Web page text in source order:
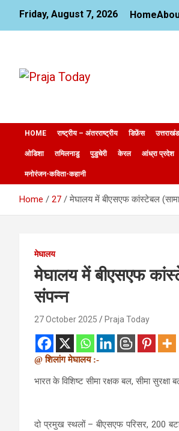
content
Friday, August 7, 2026 Home
HOME राष्ट्रीय – अंतरराष्ट्रीय डिफ़ेंस उत्तराखंड
ओडिशा तमिलनाडु पुडुचेरी केरल आंध्रा प्रदेश
मनोरंजन-कविता-कहानी
Home 27 मेघालय में बीएसएफ कांस्टेबल
मेघालय
मेघालय में बीएसएफ
संपन्न
27 October 2025 Praja Today
@ शिलांग मेघालय :-
भारत के विशिष्ट सीमा रक्षक बल, सीमा
दो प्रमुख स्थलों – बीएसएफ परिसर, 200